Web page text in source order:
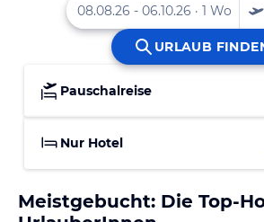
Pauschalreise
Nur Hotel
Meistgebucht: Die Top-